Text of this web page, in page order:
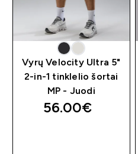
Vyrų Velocity Ultra 5"
2-in-1 tinklelio šortai
MP - Juodi
56.00€‎